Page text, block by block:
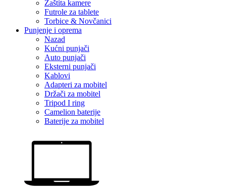
Zaštita kamere
Futrole za tablete
Torbice & Novčanici
Punjenje i oprema
Nazad
Kućni punjači
Auto punjači
Eksterni punjači
Kablovi
Adapteri za mobitel
Držači za mobitel
Tripod I ring
Camelion baterije
Baterije za mobitel